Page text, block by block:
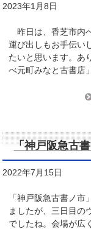
2023年1月8日
昨日は、香芝市内
運び出しもお手伝い
たいと思います。あ
べ元町みなと古書店
「神戸阪急古
2022年7月15日
「神戸阪急古書ノ
ましたが、三日目の
でしたね。会場が広